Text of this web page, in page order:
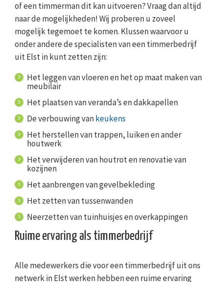
of een timmerman dit kan uitvoeren? Vraag dan altijd
naar de mogelijkheden! Wij proberen u zoveel
mogelijk tegemoet te komen. Klussen waarvoor u
onder andere de specialisten van een timmerbedrijf
uit Elst in kunt zetten zijn:
Het leggen van vloeren en het op maat maken van
meubilair
Het plaatsen van veranda’s en dakkapellen
De verbouwing vankeukens
Het herstellen van trappen, luiken en ander
houtwerk
Het verwijderen van houtrot en renovatie van
kozijnen
Het aanbrengen van gevelbekleding
Het zetten van tussenwanden
Neerzetten van tuinhuisjes en overkappingen
Ruime ervaring als timmerbedrijf
Alle medewerkers die voor een timmerbedrijf uit ons
netwerk in Elst werken hebben een ruime ervaring